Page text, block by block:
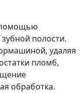
помощью
полости.
удаляя
пломб,
обработка.